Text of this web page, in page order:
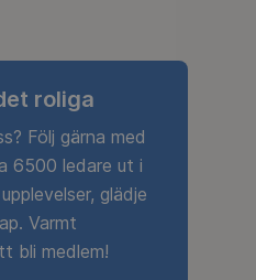
roliga
Följ gärna med
6500 ledare ut i
glädje
Varmt
bli medlem!